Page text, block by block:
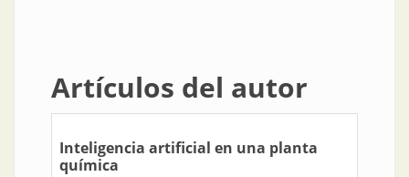
Artículos del autor
Inteligencia artificial en una planta
química